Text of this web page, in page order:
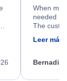
When my
needed
The
calm,
my issue.
Leer más